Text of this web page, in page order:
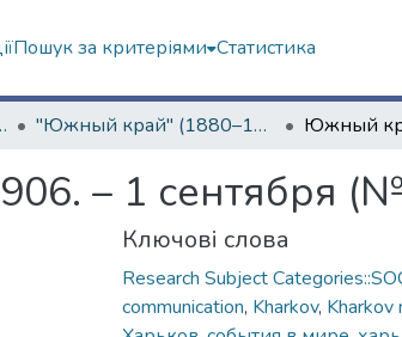
Пошук за критеріями Статистика
видання "Южный край" (1880–1919 гг.)
– 1 сентября
Ключові слова
Research Subject
communication, Kharkov, Kharkov